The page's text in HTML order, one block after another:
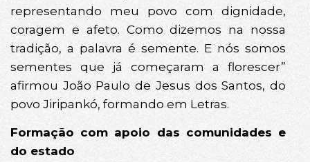
representando meu povo com dignidade,
coragem e afeto. Como dizemos na nossa
tradição, a palavra é semente. E nós somos
sementes que já começaram a florescer”
afirmou João Paulo de Jesus dos Santos, do
povo Jiripankó, formando em Letras.
Formação com apoio das comunidades e
do estado